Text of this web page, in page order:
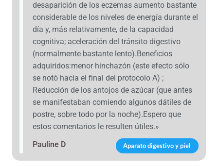
desaparición de los eczemas aumento bastante
considerable de los niveles de energía durante el
día y, más relativamente, de la capacidad
cognitiva; aceleración del tránsito digestivo
(normalmente bastante lento).Beneficios
adquiridos:menor hinchazón (este efecto sólo
se notó hacia el final del protocolo A) ;
Reducción de los antojos de azúcar (que antes
se manifestaban comiendo algunos dátiles de
postre, sobre todo por la noche).Espero que
estos comentarios le resulten útiles.»
Pauline D
Aparato digestivo y piel